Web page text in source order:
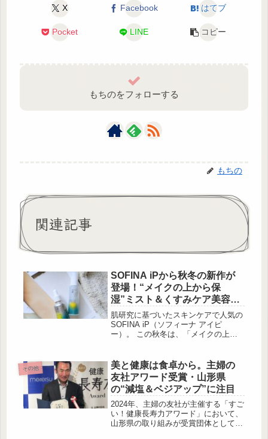
X Facebook はてブ
Pocket LINE コピー
もちのをフォローする
もちの
関連記事
SOFINA iPから秋冬の新作が
登場！“メイクの上から保
湿”ミスト＆くすみケア美容液
をチェック
肌研究に基づいたスキンケアで人気の
SOFINA iP（ソフィーナ アイピ
ー）。 この秋冬は、「メイクの上か
アイテムが登場！ 乾燥やくすみが気
になる季節にぴったりな新作を詳しく
チェックしていきましょう。SOFINA
iP 出典:beautyまとめ SOFINA iP（ソ
フィーナIP）は、総合皮膚科学スキン
ケアブランド。皮膚科学に基づいた技
術でアプローチ...
その他
美と健康は食卓から。主婦の
友社アワード受賞・山形県
の“減塩＆ベジアップ”に注目
2024年、主婦の友社が主催する「すご
い！健康長寿力アワード」において、
山形県の取り組みが受賞団体として選